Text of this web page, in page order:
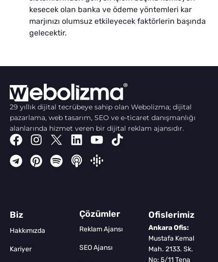
kesecek olan banka ve ödeme yöntemleri kar
marjınızı olumsuz etkileyecek faktörlerin başında
gelecektir.
29 yıllık dijital tecrübeye sahip olan Webolizma; dijital
pazarlama, web tasarım, SEO ve e-ticaret danışmanlığı
alanlarında hizmet veren bir dijital reklam ajansıdır.
Biz
Hakkımızda
Kariyer
Çözümler
Reklam Ajansı
SEO Ajansı
Ofislerimiz
Ankara Ofis:
Mustafa Kemal
Mah. 2133. Sk.
No: 5/11 Tena